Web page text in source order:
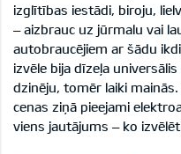
izglītības iestādi, biroju,
– aizbrauc uz jūrmalu vai
autobraucējiem ar šādu
izvēle bija dīzeļa
dzinēju, tomēr laiki
cenas ziņā pieejami
viens jautājums – ko